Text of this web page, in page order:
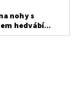
nohy s
hedvábí